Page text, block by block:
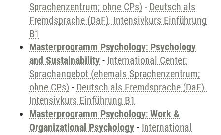
Sprachenzentrum; ohne CPs) - Deutsch als
Fremdsprache (DaF). Intensivkurs Einführung
B1
Masterprogramm Psychology: Psychology
and Sustainability - International Center:
Sprachangebot (ehemals Sprachenzentrum;
ohne CPs) - Deutsch als Fremdsprache (DaF).
Intensivkurs Einführung B1
Masterprogramm Psychology: Work &
Organizational Psychology - International